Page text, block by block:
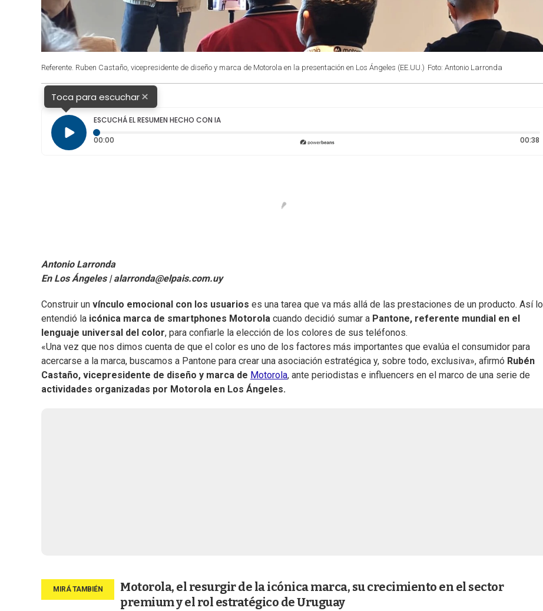
Referente. Ruben Castaño, vicepresidente de diseño y marca de Motorola en la presentación en Los Ángeles (EE.UU.) Foto: Antonio Larronda
Toca para escuchar×
ESCUCHÁ EL RESUMEN HECHO CON IA
00:00
00:38
Antonio Larronda
En Los Ángeles |alarronda@elpais.com.uy
Construir un vínculo emocional con los usuarios es una tarea que va más allá de las prestaciones de un producto. Así lo
entendió la icónica marca de smartphones Motorola cuando decidió sumar a Pantone, referente mundial en el
lenguaje universal del color, para confiarle la elección de los colores de sus teléfonos.
«Una vez que nos dimos cuenta de que el color es uno de los factores más importantes que evalúa el consumidor para
acercarse a la marca, buscamos a Pantone para crear una asociación estratégica y, sobre todo, exclusiva», afirmó Rubén
Castaño, vicepresidente de diseño y marca de Motorola, ante periodistas e influencers en el marco de una serie de
actividades organizadas por Motorola en Los Ángeles.
Motorola, el resurgir de la icónica marca, su crecimiento en el sector
premium y el rol estratégico de Uruguay